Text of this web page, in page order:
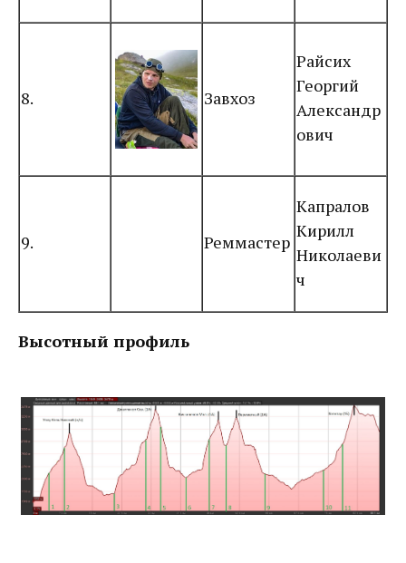
8. Завхоз
Райсих
Георгий
Александр
ович
9. Реммастер
Капралов
Кирилл
Николаеви
ч
Высотный профиль